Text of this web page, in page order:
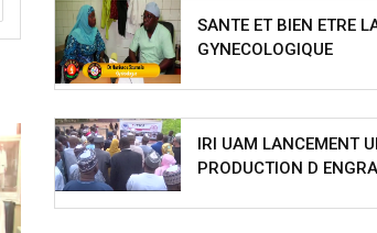
SANTE ET BIEN ETRE
GYNECOLOGIQUE
IRI UAM LANCEMENT
PRODUCTION D